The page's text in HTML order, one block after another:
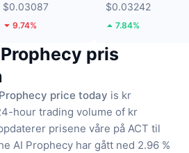
$0.03087
9.74%
$0.03242
7.84%
pris
price today is kr
hour trading volume of kr
prisene våre på ACT til
AI Prophecy har gått ned 2.96 %